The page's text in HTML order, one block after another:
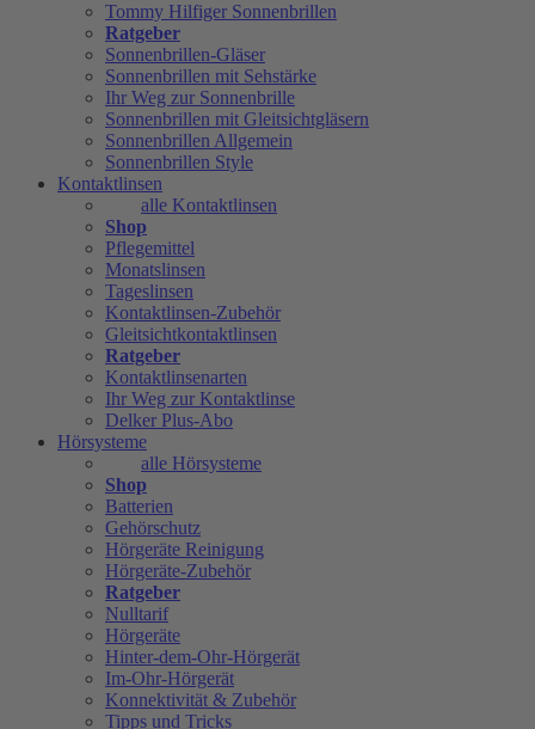
Tommy Hilfiger Sonnenbrillen
Ratgeber
Sonnenbrillen-Gläser
Sonnenbrillen mit Sehstärke
Ihr Weg zur Sonnenbrille
Sonnenbrillen mit Gleitsichtgläsern
Sonnenbrillen Allgemein
Sonnenbrillen Style
Kontaktlinsen
alle Kontaktlinsen
Shop
Pflegemittel
Monatslinsen
Tageslinsen
Kontaktlinsen-Zubehör
Gleitsichtkontaktlinsen
Ratgeber
Kontaktlinsenarten
Ihr Weg zur Kontaktlinse
Delker Plus-Abo
Hörsysteme
alle Hörsysteme
Shop
Batterien
Gehörschutz
Hörgeräte Reinigung
Hörgeräte-Zubehör
Ratgeber
Nulltarif
Hörgeräte
Hinter-dem-Ohr-Hörgerät
Im-Ohr-Hörgerät
Konnektivität & Zubehör
Tipps und Tricks